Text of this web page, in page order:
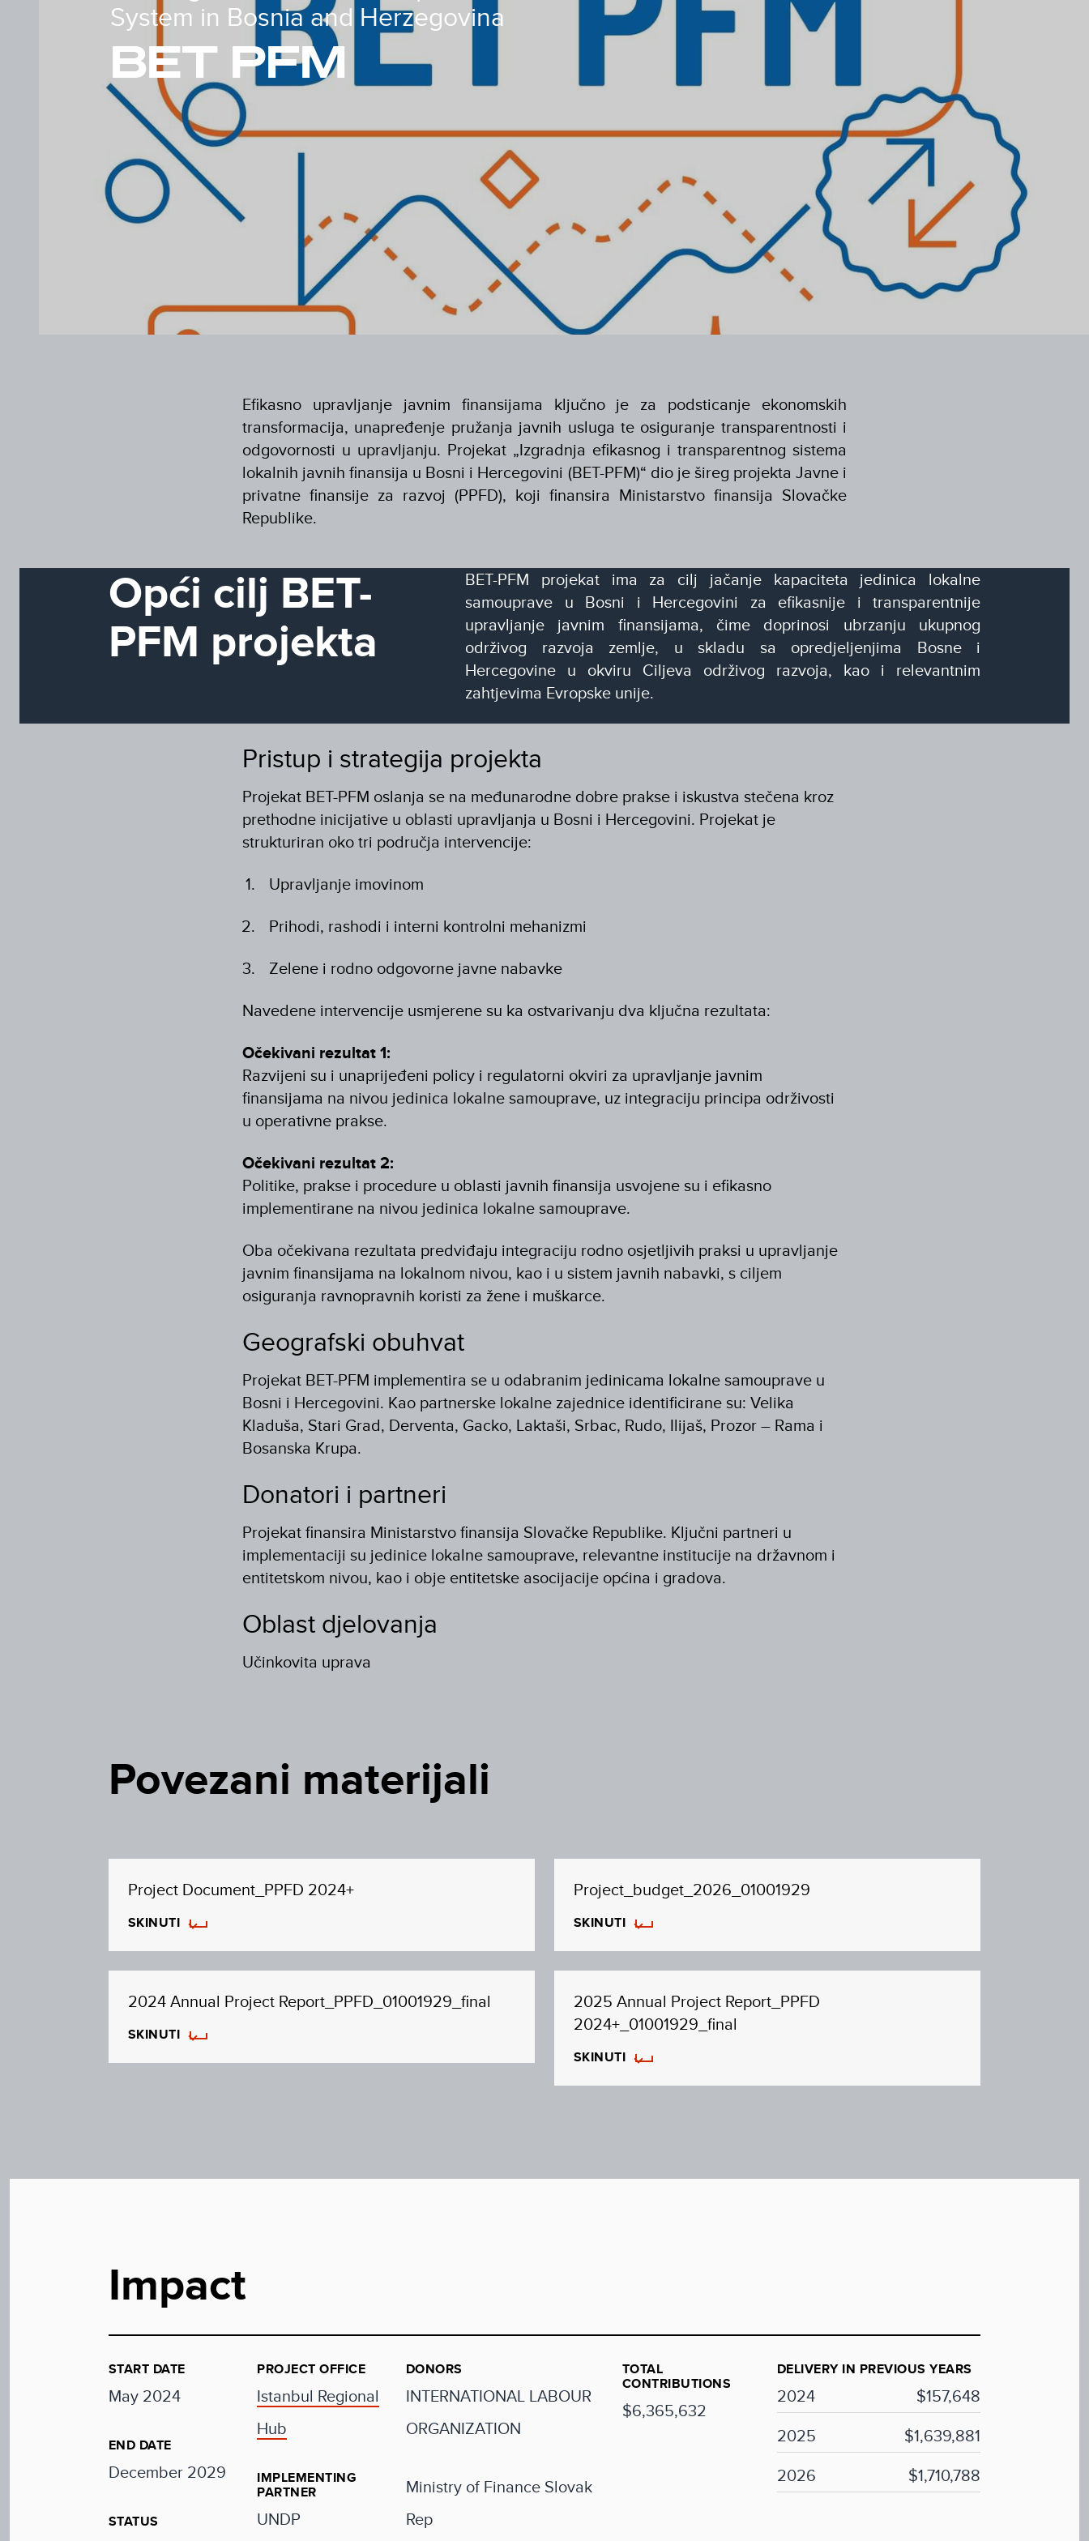
System in Bosnia and Herzegovina
BET PFM
Efikasno upravljanje javnim finansijama ključno je za podsticanje ekonomskih
transformacija, unapređenje pružanja javnih usluga te osiguranje transparentnosti i
odgovornosti u upravljanju. Projekat „Izgradnja efikasnog i transparentnog sistema
lokalnih javnih finansija u Bosni i Hercegovini (BET-PFM)“ dio je šireg projekta Javne i
privatne finansije za razvoj (PPFD), koji finansira Ministarstvo finansija Slovačke
Republike.
Opći cilj BET-
PFM projekta
BET-PFM projekat ima za cilj jačanje kapaciteta jedinica lokalne
samouprave u Bosni i Hercegovini za efikasnije i transparentnije
upravljanje javnim finansijama, čime doprinosi ubrzanju ukupnog
održivog razvoja zemlje, u skladu sa opredjeljenjima Bosne i
Hercegovine u okviru Ciljeva održivog razvoja, kao i relevantnim
zahtjevima Evropske unije.
Pristup i strategija projekta
Projekat BET-PFM oslanja se na međunarodne dobre prakse i iskustva stečena kroz
prethodne inicijative u oblasti upravljanja u Bosni i Hercegovini. Projekat je
strukturiran oko tri područja intervencije:
Upravljanje imovinom
Prihodi, rashodi i interni kontrolni mehanizmi
Zelene i rodno odgovorne javne nabavke
Navedene intervencije usmjerene su ka ostvarivanju dva ključna rezultata:
Očekivani rezultat 1:
Razvijeni su i unaprijeđeni policy i regulatorni okviri za upravljanje javnim
finansijama na nivou jedinica lokalne samouprave, uz integraciju principa održivosti
u operativne prakse.
Očekivani rezultat 2:
Politike, prakse i procedure u oblasti javnih finansija usvojene su i efikasno
implementirane na nivou jedinica lokalne samouprave.
Oba očekivana rezultata predviđaju integraciju rodno osjetljivih praksi u upravljanje
javnim finansijama na lokalnom nivou, kao i u sistem javnih nabavki, s ciljem
osiguranja ravnopravnih koristi za žene i muškarce.
Geografski obuhvat
Projekat BET-PFM implementira se u odabranim jedinicama lokalne samouprave u
Bosni i Hercegovini. Kao partnerske lokalne zajednice identificirane su: Velika
Kladuša, Stari Grad, Derventa, Gacko, Laktaši, Srbac, Rudo, Ilijaš, Prozor – Rama i
Bosanska Krupa.
Donatori i partneri
Projekat finansira Ministarstvo finansija Slovačke Republike. Ključni partneri u
implementaciji su jedinice lokalne samouprave, relevantne institucije na državnom i
entitetskom nivou, kao i obje entitetske asocijacije općina i gradova.
Oblast djelovanja
Učinkovita uprava
Povezani materijali
Project Document_PPFD 2024+
SKINUTI
Project_budget_2026_01001929
SKINUTI
2024 Annual Project Report_PPFD_01001929_final
SKINUTI
2025 Annual Project Report_PPFD
2024+_01001929_final
SKINUTI
Impact
START DATE
May 2024
END DATE
December 2029
STATUS
PROJECT OFFICE
Istanbul Regional
Hub
IMPLEMENTING
PARTNER
UNDP
DONORS
INTERNATIONAL LABOUR
ORGANIZATION
Ministry of Finance Slovak
Rep
TOTAL
CONTRIBUTIONS
$6,365,632
DELIVERY IN PREVIOUS YEARS
2024
$157,648
2025
$1,639,881
2026
$1,710,788